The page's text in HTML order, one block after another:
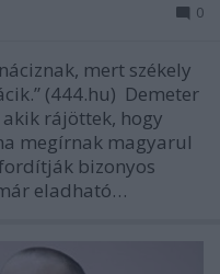
0
mert székely
(444.hu) Demeter
rájöttek, hogy
megírnak magyarul
bizonyos
eladható…